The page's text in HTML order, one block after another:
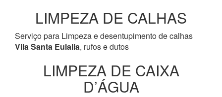
LIMPEZA DE CALHAS
Serviço para Limpeza e desentupimento de calhas
Vila Santa Eulalia, rufos e dutos
LIMPEZA DE CAIXA
D’ÁGUA